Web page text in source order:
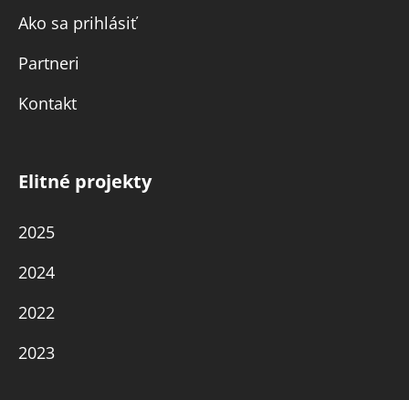
Ako sa prihlásiť
Partneri
Kontakt
Elitné projekty
2025
2024
2022
2023